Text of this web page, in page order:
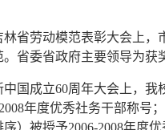
省劳动模范表彰大会上
省委省政府主要领导为获
国成立60周年大会上，我
年度优秀社务干部称号
）被授予2006-2008年度